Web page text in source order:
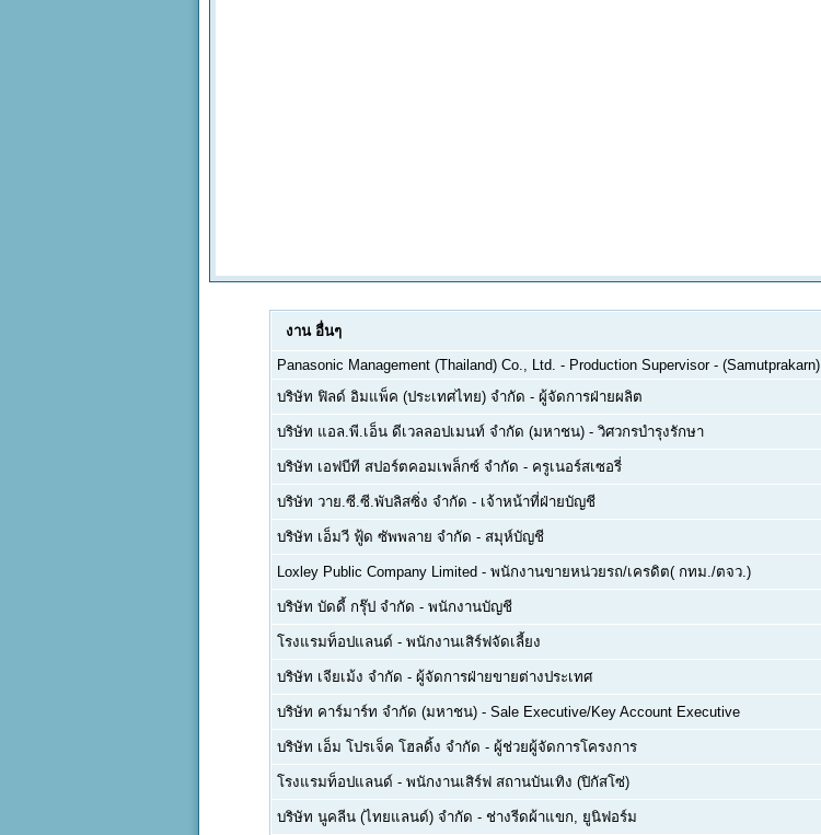
งาน อื่นๆ
Panasonic Management (Thailand) Co., Ltd. - Production Supervisor - (Samutprakarn)
บริษัท ฟิลด์ อิมแพ็ค (ประเทศไทย) จำกัด - ผู้จัดการฝ่ายผลิต
บริษัท แอล.พี.เอ็น ดีเวลลอปเมนท์ จำกัด (มหาชน) - วิศวกรบำรุงรักษา
บริษัท เอฟบีที สปอร์ตคอมเพล็กซ์ จำกัด - ครูเนอร์สเซอรี่
บริษัท วาย.ซี.ซี.พับลิสซิ่ง จำกัด - เจ้าหน้าที่ฝ่ายบัญชี
บริษัท เอ็มวี ฟู้ด ซัพพลาย จำกัด - สมุห์บัญชี
Loxley Public Company Limited - พนักงานขายหน่วยรถ/เครดิต( กทม./ตจว.)
บริษัท บัดดี้ กรุ๊ป จำกัด - พนักงานบัญชี
โรงแรมท็อปแลนด์ - พนักงานเสิร์ฟจัดเลี้ยง
บริษัท เจียเม้ง จำกัด - ผู้จัดการฝ่ายขายต่างประเทศ
บริษัท คาร์มาร์ท จำกัด (มหาชน) - Sale Executive/Key Account Executive
บริษัท เอ็ม โปรเจ็ค โฮลดิ้ง จำกัด - ผู้ช่วยผู้จัดการโครงการ
โรงแรมท็อปแลนด์ - พนักงานเสิร์ฟ สถานบันเทิง (ปิกัสโซ่)
บริษัท นูคลีน (ไทยแลนด์) จำกัด - ช่างรีดผ้าแขก, ยูนิฟอร์ม